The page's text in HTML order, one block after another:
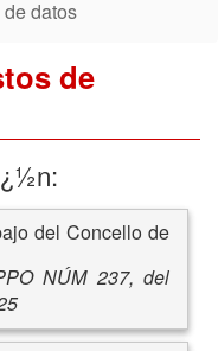
datos
de
del Concello de
NÚM 237, del